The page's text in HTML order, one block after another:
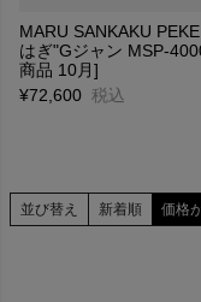
MARU SANKAKU
はぎ"Gジャン MSP-
商品 10月]
¥72,600 税込
並び替え 新着順 価格